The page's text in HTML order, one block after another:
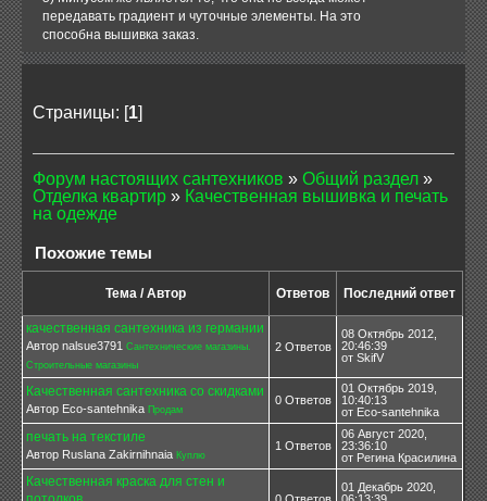
передавать градиент и чуточные элементы. На это
способна вышивка заказ.
Страницы: [1]
Форум настоящих сантехников » Общий раздел »
Отделка квартир » Качественная вышивка и печать
на одежде
Похожие темы
Тема / Автор Ответов Последний ответ
качественная сантехника из германии
Автор nalsue3791 Сантехнические магазины.
Строительные магазины
2 Ответов
08 Октябрь 2012,
20:46:39
от SkifV
Качественная сантехника со скидками
Автор Eco-santehnika Продам
0 Ответов
01 Октябрь 2019,
10:40:13
от Eco-santehnika
печать на текстиле
Автор Ruslana Zakirnihnaia Куплю
1 Ответов
06 Август 2020,
23:36:10
от Регина Красилина
Качественная краска для стен и
01 Декабрь 2020,